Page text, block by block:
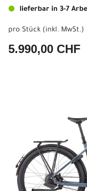
lieferbar in 3-7
pro Stück (inkl. MwSt.)
5.990,00 CHF